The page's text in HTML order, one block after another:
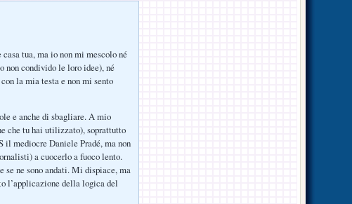
tua, ma io non mi mescolo né
condivido le loro idee), né
la mia testa e non mi sento
e anche di sbagliare. A mio
che tu hai utilizzato), soprattutto
il mediocre Daniele Pradé, ma non
a cuocerlo a fuoco lento.
ne sono andati. Mi dispiace, ma
l’applicazione della logica del